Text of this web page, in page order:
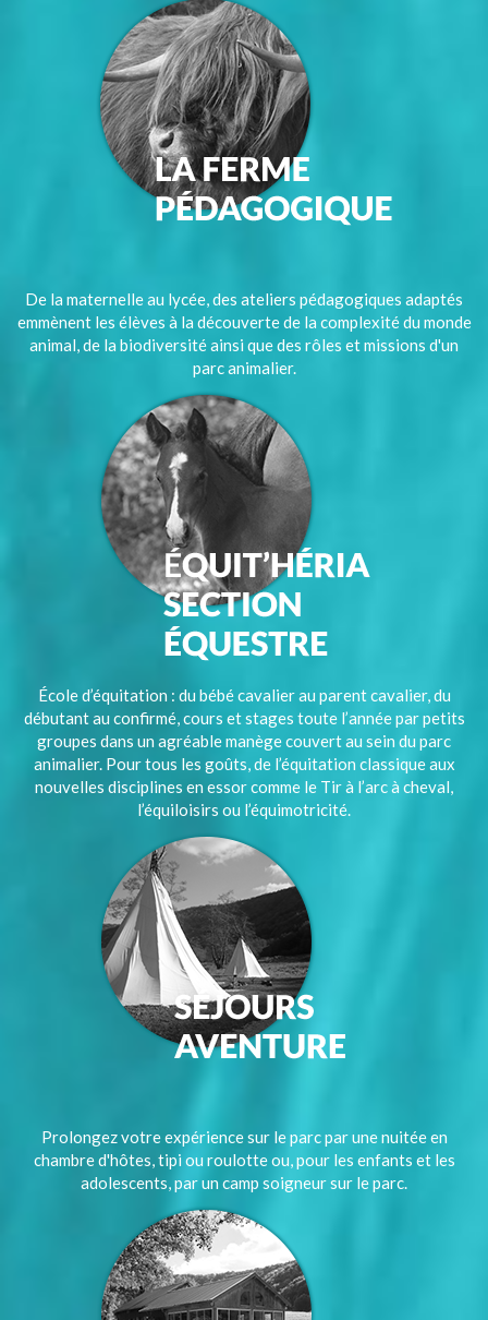
De la maternelle au lycée, des ateliers pédagogiques adaptés
emmènent les élèves à la découverte de la complexité du monde
animal, de la biodiversité ainsi que des rôles et missions d'un
parc animalier.
École d’équitation : du bébé cavalier au parent cavalier, du
débutant au confirmé, cours et stages toute l’année par petits
groupes dans un agréable manège couvert au sein du parc
animalier. Pour tous les goûts, de l’équitation classique aux
nouvelles disciplines en essor comme le Tir à l’arc à cheval,
l’équiloisirs ou l’équimotricité.
Prolongez votre expérience sur le parc par une nuitée en
chambre d'hôtes, tipi ou roulotte ou, pour les enfants et les
adolescents, par un camp soigneur sur le parc.